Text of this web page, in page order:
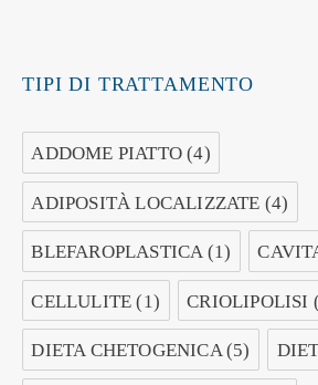
TIPI DI TRATTAMENTO
ADDOME PIATTO (4)
ADIPOSITÀ LOCALIZZATE (4)
BLEFAROPLASTICA(1)
CELLULITE (1) CRIOLIPOLISI
DIETA CHETOGENICA(5)